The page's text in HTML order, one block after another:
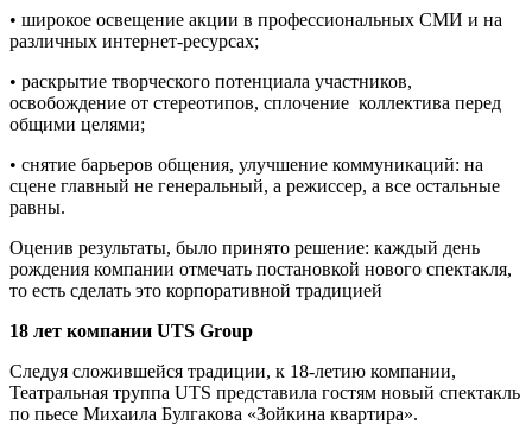
• широкое освещение акции в профессиональных СМИ и на
различных интернет-ресурсах;
• раскрытие творческого потенциала участников,
освобождение от стереотипов, сплочение коллектива перед
общими целями;
• снятие барьеров общения, улучшение коммуникаций: на
сцене главный не генеральный, а режиссер, а все остальные
равны.
Оценив результаты, было принято решение: каждый день
рождения компании отмечать постановкой нового спектакля,
то есть сделать это корпоративной традицией
18 лет компании UTS Group
Следуя сложившейся традиции, к 18-летию компании,
Театральная труппа UTS представила гостям новый спектакль
по пьесе Михаила Булгакова «Зойкина квартира».